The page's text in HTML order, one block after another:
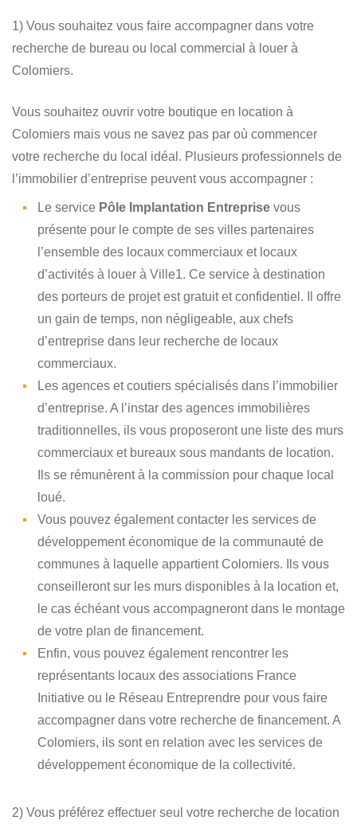
1) Vous souhaitez vous faire accompagner dans votre
recherche de bureau ou local commercial à louer à
Colomiers.
Vous souhaitez ouvrir votre boutique en location à
Colomiers mais vous ne savez pas par où commencer
votre recherche du local idéal. Plusieurs professionnels de
l’immobilier d’entreprise peuvent vous accompagner :
Le service Pôle Implantation Entreprise vous
présente pour le compte de ses villes partenaires
l’ensemble des locaux commerciaux et locaux
d’activités à louer à Ville1. Ce service à destination
des porteurs de projet est gratuit et confidentiel. Il offre
un gain de temps, non négligeable, aux chefs
d’entreprise dans leur recherche de locaux
commerciaux.
Les agences et coutiers spécialisés dans l’immobilier
d’entreprise. A l’instar des agences immobilières
traditionnelles, ils vous proposeront une liste des murs
commerciaux et bureaux sous mandants de location.
Ils se rémunèrent à la commission pour chaque local
loué.
Vous pouvez également contacter les services de
développement économique de la communauté de
communes à laquelle appartient Colomiers. Ils vous
conseilleront sur les murs disponibles à la location et,
le cas échéant vous accompagneront dans le montage
de votre plan de financement.
Enfin, vous pouvez également rencontrer les
représentants locaux des associations France
Initiative ou le Réseau Entreprendre pour vous faire
accompagner dans votre recherche de financement. A
Colomiers, ils sont en relation avec les services de
développement économique de la collectivité.
2) Vous préférez effectuer seul votre recherche de location